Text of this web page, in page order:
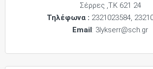
Σέρρες ,Τ.Κ 621 24
Τηλέφωνα : 2321023584,
Email: 3lykserr@sch.gr